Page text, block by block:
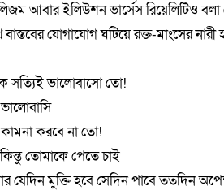
আবার ইলিউশন ভার্সেস রিয়েলিটিও বলা
বাস্তবের যোগাযোগ ঘটিয়ে রক্ত-মাংসের
সত্যিই ভালোবাসো তো!
করবে না তো!
তোমাকে পেতে চাই
যেদিন মুক্তি হবে সেদিন পাবে ততদিন